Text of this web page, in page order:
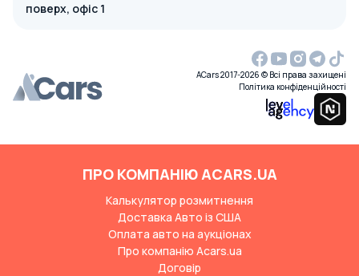
поверх, офіс 1
ACars 2017-2026 © Всі права захищені
Політика конфіденційності
ПРО КОМПАНІЮ ACARS.UA
Калькулятор розмитнення
Доставка Авто із США
Оплата авто на аукціонах
Про компанію Acars.ua
Договір